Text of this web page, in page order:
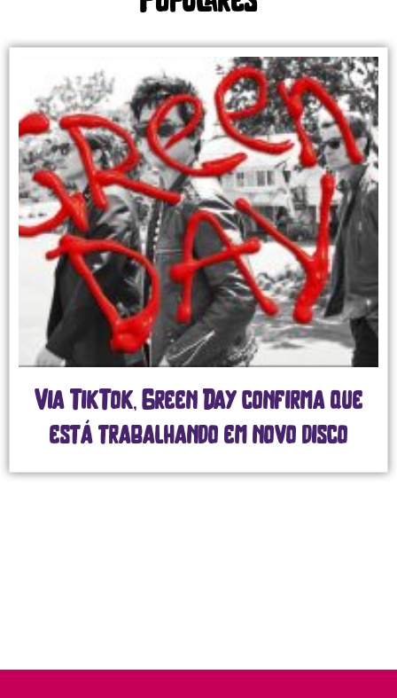
Via TikTok, Green Day confirma que
está trabalhando em novo disco